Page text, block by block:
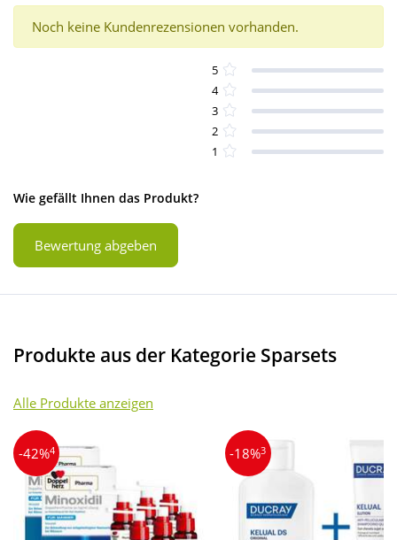
Noch keine Kundenrezensionen vorhanden.
5
4
3
2
1
Wie gefällt Ihnen das Produkt?
Bewertung abgeben
Produkte aus der Kategorie Sparsets
Alle Produkte anzeigen
-42%4 -18%3